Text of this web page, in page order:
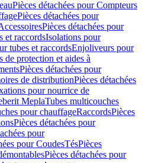
Pièces détachées pour Compteurs
Pièces détachées pour
Pièces détachées pour
et raccordsIsolations pour
tubes et raccordsEnjoliveurs pour
de protection et aides à
Pièces détachées pour
de distributionPièces détachées
pour nourrice de
MeplaTubes multicouches
pour chauffageRaccordsPièces
Pièces détachées pour
pour
pour CoudesTésPièces
Pièces détachées pour